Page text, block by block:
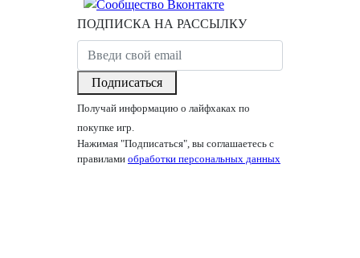
ПОДПИСКА НА РАССЫЛКУ
Подписаться
Получай информацию о лайфхаках по
покупке игр.
Нажимая "Подписаться", вы соглашаетесь с
правилами обработки персональных данных